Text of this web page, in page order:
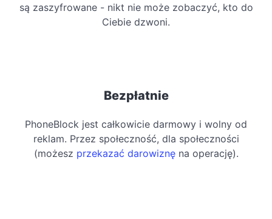
są zaszyfrowane - nikt nie może zobaczyć, kto do
Ciebie dzwoni.
Bezpłatnie
PhoneBlock jest całkowicie darmowy i wolny od
reklam. Przez społeczność, dla społeczności
(możesz przekazać darowiznęna operację).